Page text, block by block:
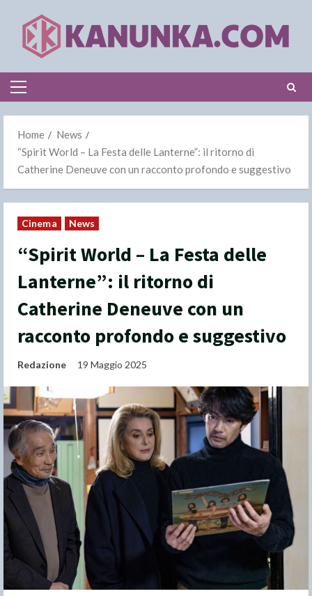
content
Primary
Home
News
“Spirit World – La Festa delle Lanterne”: il ritorno di
Catherine Deneuve con un racconto profondo e suggestivo
Cinema News
“Spirit World – La Festa delle
Lanterne”: il ritorno di
Catherine Deneuve con un
racconto profondo e suggestivo
Redazione 19 Maggio 2025